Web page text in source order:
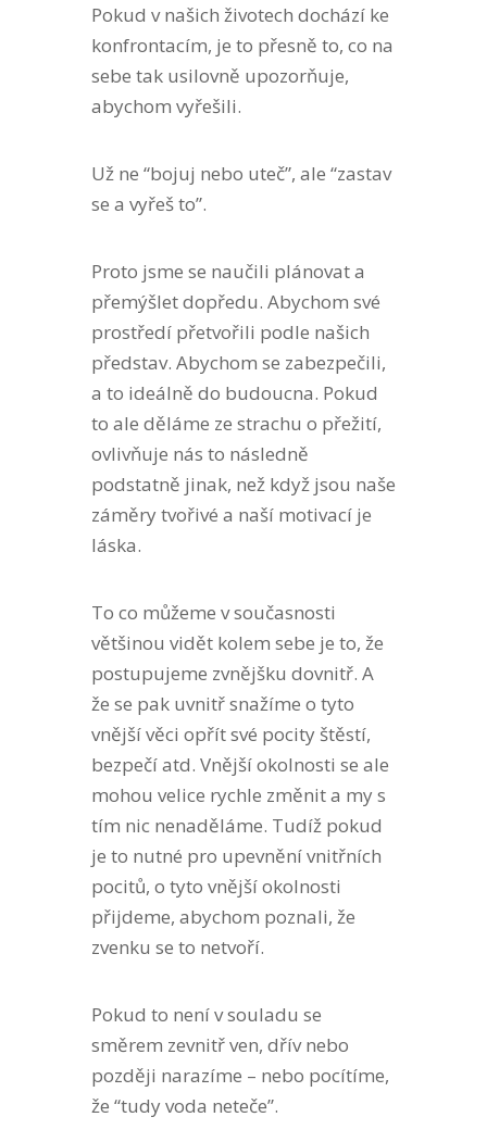
Pokud v našich životech dochází ke
konfrontacím, je to přesně to, co na
sebe tak usilovně upozorňuje,
abychom vyřešili.
Už ne “bojuj nebo uteč”, ale “zastav
se a vyřeš to”.
Proto jsme se naučili plánovat a
přemýšlet dopředu. Abychom své
prostředí přetvořili podle našich
představ. Abychom se zabezpečili,
a to ideálně do budoucna. Pokud
to ale děláme ze strachu o přežití,
ovlivňuje nás to následně
podstatně jinak, než když jsou naše
záměry tvořivé a naší motivací je
láska.
To co můžeme v současnosti
většinou vidět kolem sebe je to, že
postupujeme zvnějšku dovnitř. A
že se pak uvnitř snažíme o tyto
vnější věci opřít své pocity štěstí,
bezpečí atd. Vnější okolnosti se ale
mohou velice rychle změnit a my s
tím nic nenaděláme. Tudíž pokud
je to nutné pro upevnění vnitřních
pocitů, o tyto vnější okolnosti
přijdeme, abychom poznali, že
zvenku se to netvoří.
Pokud to není v souladu se
směrem zevnitř ven, dřív nebo
později narazíme – nebo pocítíme,
že “tudy voda neteče”.